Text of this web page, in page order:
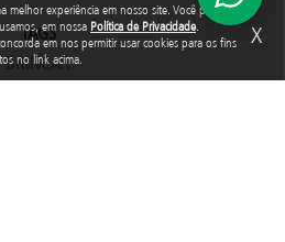
melhor experiência em nosso site. Você pode
em nossa Política de Privacidade.
em nos permitir usar cookies para os fins
no link acima.
X
TAGS
BRINCAR